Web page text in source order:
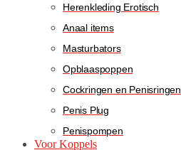
Herenkleding Erotisch
Anaal items
Masturbators
Opblaaspoppen
Cockringen en Penisringen
Penis Plug
Penispompen
Voor Koppels